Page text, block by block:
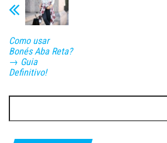
Como usar
Bonés Aba Reta?
→ Guia
Definitivo!
por: